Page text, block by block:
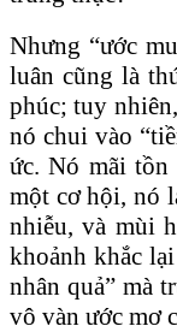
Nhưng “ước
luân cũng là
phúc; tuy
nó chui vào
ức. Nó mãi
một cơ hội, nó
nhiễu, và mùi
khoảnh khắc
nhân quả” mà
vô vàn ước mơ